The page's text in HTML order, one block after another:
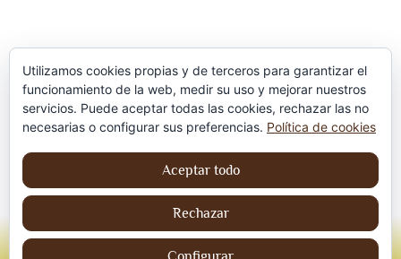
Política de privacidad
Aviso Legal
Política de cookies
© Jordi contreraS – Todos los derechos
Utilizamos cookies propias y de terceros para garantizar el
funcionamiento de la web, medir su uso y mejorar nuestros
servicios. Puede aceptar todas las cookies, rechazar las no
necesarias o configurar sus preferencias. Política de cookies
Aceptar todo
Rechazar